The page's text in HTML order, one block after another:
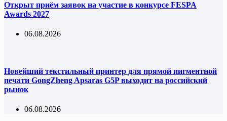
Открыт приём заявок на участие в конкурсе FESPA
Awards 2027
06.08.2026
Новейший текстильный принтер для прямой пигментной
печати GongZheng Apsaras G5P выходит на российский
рынок
06.08.2026